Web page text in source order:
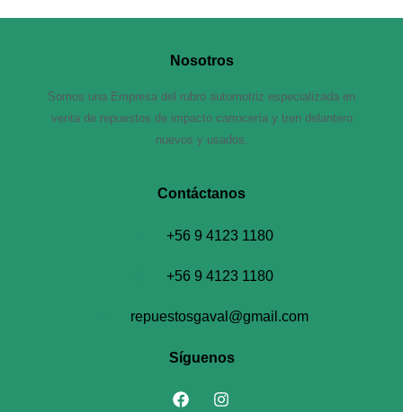
Nosotros
Somos una Empresa del rubro automotriz especializada en
venta de repuestos de impacto carrocería y tren delantero
nuevos y usados.
Contáctanos​
+56 9 4123 1180
+56 9 4123 1180
repuestosgaval@gmail.com
Síguenos